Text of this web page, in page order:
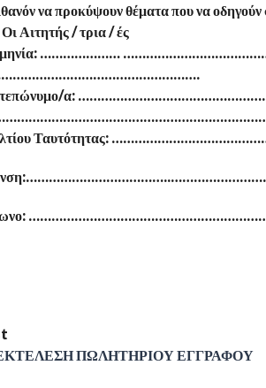
να προκύψουν θέματα που να
Αιτητής / τρια / ές
…………………
α:
Ταυτότητας:
ΠΩΛΗΤΗΡΙΟΥ ΕΓΓΡΑΦΟΥ